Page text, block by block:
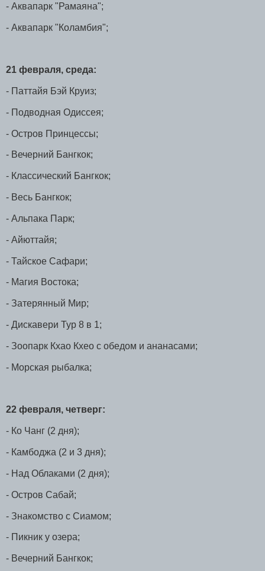
- Аквапарк "Рамаяна";
- Аквапарк "Коламбия";
21 февраля, среда:
- Паттайя Бэй Круиз;
- Подводная Одиссея;
- Остров Принцессы;
- Вечерний Бангкок;
- Классический Бангкок;
- Весь Бангкок;
- Альпака Парк;
- Айюттайя;
- Тайское Сафари;
- Магия Востока;
- Затерянный Мир;
- Дискавери Тур 8 в 1;
- Зоопарк Кхао Кхео с обедом и ананасами;
- Морская рыбалка;
22 февраля, четверг:
- Ко Чанг (2 дня);
- Камбоджа (2 и 3 дня);
- Над Облаками (2 дня);
- Остров Сабай;
- Знакомство с Сиамом;
- Пикник у озера;
- Вечерний Бангкок;